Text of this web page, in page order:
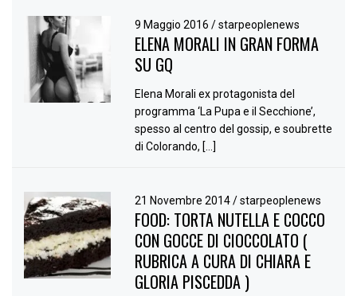
9 Maggio 2016/ starpeoplenews
ELENA MORALI IN GRAN FORMA
SU GQ
Elena Morali ex protagonista del
programma ‘La Pupa e il Secchione’,
spesso al centro del gossip, e soubrette
di Colorando, […]
21 Novembre 2014/ starpeoplenews
FOOD: TORTA NUTELLA E COCCO
CON GOCCE DI CIOCCOLATO (
RUBRICA A CURA DI CHIARA E
GLORIA PISCEDDA )